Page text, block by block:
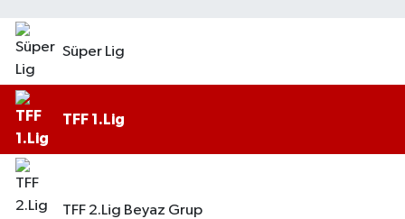
Süper Lig
TFF 1.Lig
TFF 2.Lig Beyaz Grup